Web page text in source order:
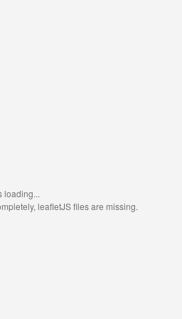
loading...
leafletJS files are missing.